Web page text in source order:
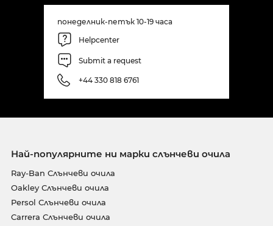
понеделник-петък 10-19 часа
Helpcenter
Submit a request
+44 330 818 6761
Най-популярните ни марки слънчеви очила
Ray-Ban Слънчеви очила
Oakley Слънчеви очила
Persol Слънчеви очила
Carrera Слънчеви очила